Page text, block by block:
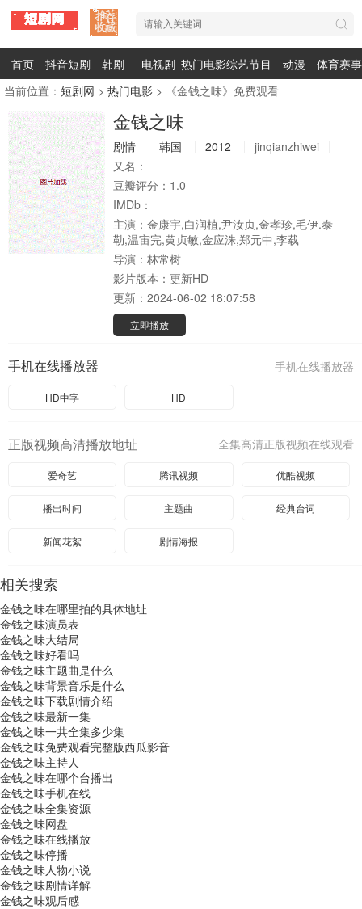
首页 抖音短剧 韩剧 电视剧 热门电影综艺节目 动漫
体育赛事
当前位置： 短剧网 > 热门电影 > 《金钱之味》免费观看
金钱之味
剧情 韩国 2012
jinqianzhiwei
又名：
豆瓣评分： 1.0
IMDb：
主演： 金康宇,白润植,尹汝贞,金孝珍,毛伊.泰
勒,温宙完,黄贞敏,金应洙,郑元中,李载
导演： 林常树
影片版本： 更新HD
更新： 2024-06-02 18:07:58
立即播放
手机在线播放器
手机在线播放器
HD中字 HD
全集高清正版视频在线观看
正版视频高清播放地址
爱奇艺 腾讯视频 优酷视频
播出时间 主题曲 经典台词
新闻花絮 剧情海报
相关搜索
金钱之味在哪里拍的具体地址
金钱之味演员表
金钱之味大结局
金钱之味好看吗
金钱之味主题曲是什么
金钱之味背景音乐是什么
金钱之味下载剧情介绍
金钱之味最新一集
金钱之味一共全集多少集
金钱之味免费观看完整版西瓜影音
金钱之味主持人
金钱之味在哪个台播出
金钱之味手机在线
金钱之味全集资源
金钱之味网盘
金钱之味在线播放
金钱之味停播
金钱之味人物小说
金钱之味剧情详解
金钱之味观后感